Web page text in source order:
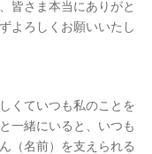
皆さま本当にありがと
よろしくお願いいたし
くていつも私のことを
一緒にいると、いつも
（名前）を支えられる